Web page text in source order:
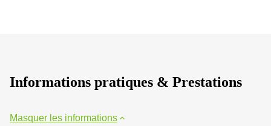
Informations pratiques & Prestations
Masquer les informations